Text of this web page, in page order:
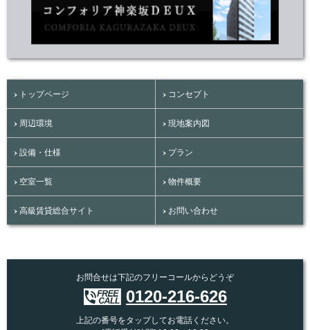
トップページ コンセプト
周辺環境 現地案内図
設備・仕様 プラン
空室一覧 物件概要
高級賃貸総合サイト お問い合わせ
お問合せは下記のフリーコールからどうぞ
0120-216-626
上記の番号をタップしてお電話ください。